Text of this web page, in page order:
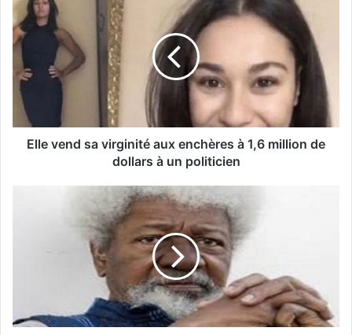
Elle vend sa virginité aux enchères à 1,6 million de
dollars à un politicien